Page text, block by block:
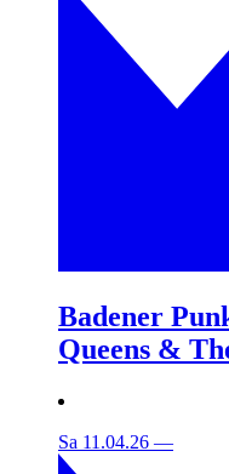
Badener
Queens &
Sa 11.04.26 —